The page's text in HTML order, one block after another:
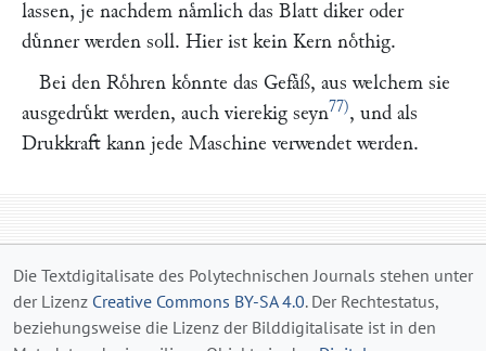
lassen, je nachdem naͤmlich das Blatt diker oder
duͤnner werden soll. Hier ist kein Kern noͤthig.
Bei den Roͤhren koͤnnte das Gefaͤß, aus welchem sie
ausgedruͤkt werden, auch vierekig seyn77), und als
Drukkraft kann jede Maschine verwendet werden.
Die Textdigitalisate des Polytechnischen Journals stehen unter
der Lizenz Creative Commons BY-SA 4.0. Der Rechtestatus,
beziehungsweise die Lizenz der Bilddigitalisate ist in den